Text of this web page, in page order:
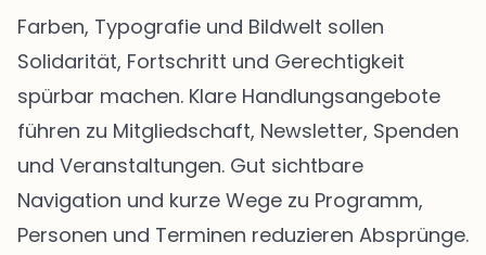
Farben, Typografie und Bildwelt sollen
Solidarität, Fortschritt und Gerechtigkeit
spürbar machen. Klare Handlungsangebote
führen zu Mitgliedschaft, Newsletter, Spenden
und Veranstaltungen. Gut sichtbare
Navigation und kurze Wege zu Programm,
Personen und Terminen reduzieren Absprünge.